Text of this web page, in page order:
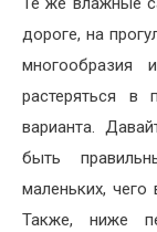
дороге, на
многообразия
растеряться в
варианта.
быть
маленьких,
Также, ниже